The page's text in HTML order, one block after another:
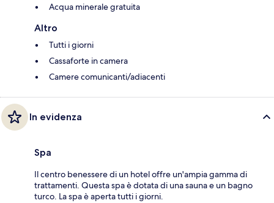
Acqua minerale gratuita
Altro
Tutti i giorni
Cassaforte in camera
Camere comunicanti/adiacenti
In evidenza
Spa
Il centro benessere di un hotel offre un'ampia gamma di
trattamenti. Questa spa è dotata di una sauna e un bagno
turco. La spa è aperta tutti i giorni.